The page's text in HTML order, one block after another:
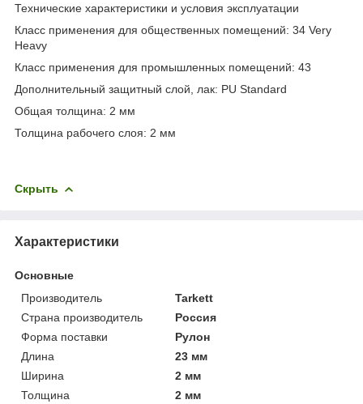
Технические характеристики и условия эксплуатации
Класс применения для общественных помещений: 34 Very
Heavy
Класс применения для промышленных помещений: 43
Дополнительный защитный слой, лак: PU Standard
Общая толщина: 2 мм
Толщина рабочего слоя: 2 мм
Скрыть
Характеристики
Основные
Производитель
Tarkett
Страна производитель
Россия
Форма поставки
Рулон
Длина
23 мм
Ширина
2 мм
Толщина
2 мм